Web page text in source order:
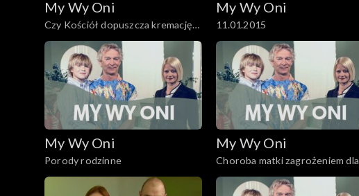
My Wy Oni
Czy Kościół dopuszcza kremację
zwłok? O katolickim pochówku.
My Wy Oni
11.01.2015
My Wy Oni
Porody rodzinne
My Wy Oni
Choroba matki zagrożeniem dla
dziecka